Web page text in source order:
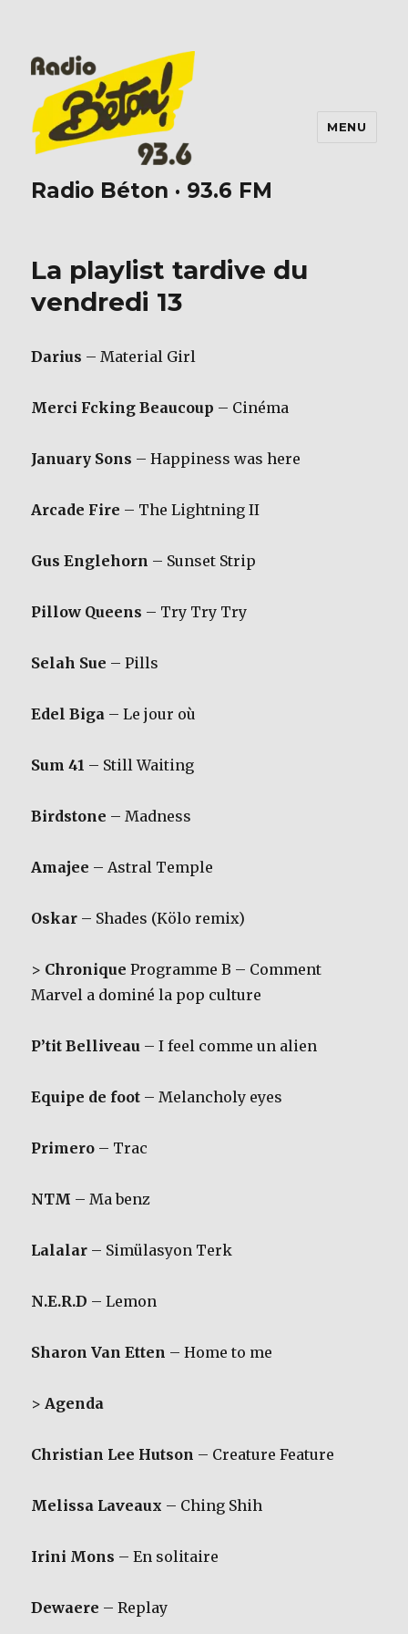
Radio Béton · 93.6 FM
MENU
La playlist tardive du
vendredi 13
Darius – Material Girl
Merci Fcking Beaucoup – Cinéma
January Sons – Happiness was here
Arcade Fire – The Lightning II
Gus Englehorn – Sunset Strip
Pillow Queens – Try Try Try
Selah Sue – Pills
Edel Biga – Le jour où
Sum 41 – Still Waiting
Birdstone – Madness
Amajee – Astral Temple
Oskar – Shades (Kölo remix)
> Chronique Programme B – Comment
Marvel a dominé la pop culture
P’tit Belliveau – I feel comme un alien
Equipe de foot – Melancholy eyes
Primero – Trac
NTM – Ma benz
Lalalar – Simülasyon Terk
N.E.R.D – Lemon
Sharon Van Etten – Home to me
>Agenda
Christian Lee Hutson – Creature Feature
Melissa Laveaux – Ching Shih
Irini Mons – En solitaire
Dewaere – Replay